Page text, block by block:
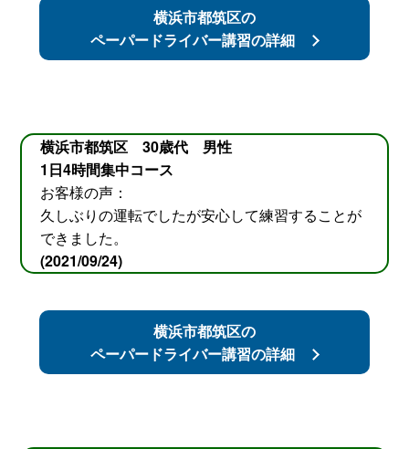
横浜市都筑区の
ペーパードライバー講習の詳細
横浜市都筑区 30歳代 男性
1日4時間集中コース
お客様の声：
久しぶりの運転でしたが安心して練習することが
できました。
(2021/09/24)
横浜市都筑区の
ペーパードライバー講習の詳細